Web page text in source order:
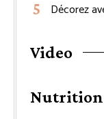
Décorez
Video
Nutrition